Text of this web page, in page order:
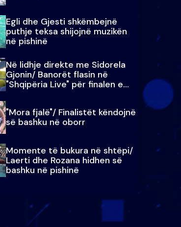
Egli dhe Gjesti shkëmbejnë
puthje teksa shijojnë muzikën
në pishinë
Në lidhje direkte me Sidorela
Gjonin/ Banorët flasin në
"Shqipëria Live" për finalen e
madhe
"Mora fjalë"/ Finalistët këndojnë
së bashku në oborr
Momente të bukura në shtëpi/
Laerti dhe Rozana hidhen së
bashku në pishinë